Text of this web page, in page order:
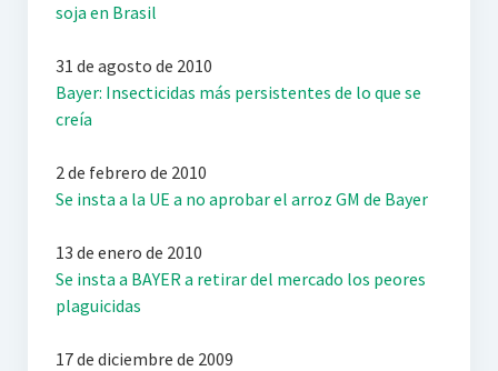
soja en Brasil
31 de agosto de 2010
Bayer: Insecticidas más persistentes de lo que se
creía
2 de febrero de 2010
Se insta a la UE a no aprobar el arroz GM de Bayer
13 de enero de 2010
Se insta a BAYER a retirar del mercado los peores
plaguicidas
17 de diciembre de 2009